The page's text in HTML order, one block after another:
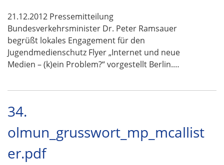
21.12.2012 Pressemitteilung
Bundesverkehrsminister Dr. Peter Ramsauer
begrüßt lokales Engagement für den
Jugendmedienschutz Flyer „Internet und neue
Medien – (k)ein Problem?“ vorgestellt Berlin.…
34.
olmun_grusswort_mp_mcallist
er.pdf